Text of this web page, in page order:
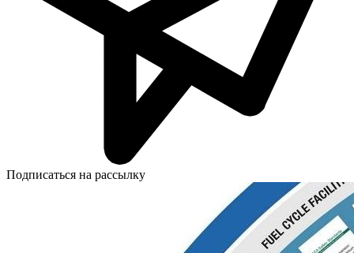
Подписаться на рассылку